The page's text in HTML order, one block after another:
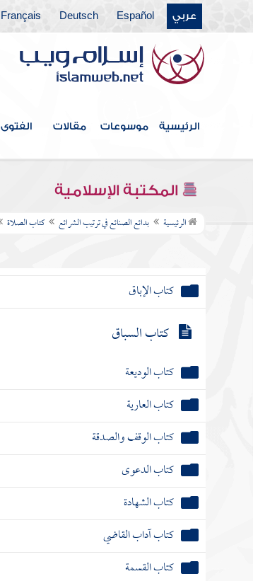
عربي Español
Deutsch
Français
الرئيسية موسوعات مقالات الفتوى
المكتبة الإسلامية
الرئيسية بدائع الصنائع في ترتيب الشرائع كتاب الصلاة
كتاب الرهن
كتاب المزارعة
كتاب المعاملة
كتاب الشرب
كتاب الأراضي
كتاب المفقود
كتاب اللقيط
كتاب الإباق
كتاب السباق
كتاب الوديعة
كتاب العارية
كتاب الوقف والصدقة
كتاب الدعوى
كتاب الشهادة
كتاب آداب القاضي
كتاب القسمة